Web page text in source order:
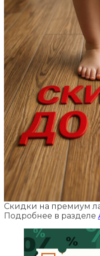
Скидки на премиум
Подробнее в разделе